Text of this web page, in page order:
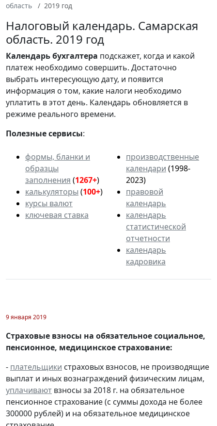
область
2019 год
Налоговый календарь. Самарская
область. 2019 год
Календарьбухгалтера подскажет, когда и какой
платеж необходимо совершить. Достаточно
выбрать интересующую дату, и появится
информация о том, какие налоги необходимо
уплатить в этот день. Календарь обновляется в
режиме реального времени.
Полезные сервисы:
формы, бланки и
образцы
заполнения (1267+)
калькуляторы (100+)
курсы валют
ключевая ставка
производственные
календари (1998-
2023)
правовой
календарь
календарь
статистической
отчетности
календарь
кадровика
9 января 2019
Страховые взносы на обязательное социальное,
пенсионное, медицинское страхование:
- плательщики страховых взносов, не производящие
выплат и иных вознаграждений физическим лицам,
уплачивают взносы за 2018 г. на обязательное
пенсионное страхование (с суммы дохода не более
300000 рублей) и на обязательное медицинское